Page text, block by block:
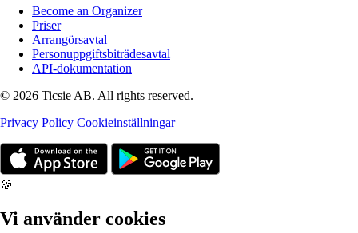
Become an Organizer
Priser
Arrangörsavtal
Personuppgiftsbiträdesavtal
API-dokumentation
© 2026 Ticsie AB. All rights reserved.
Privacy Policy Cookieinställningar
🍪
Vi använder cookies